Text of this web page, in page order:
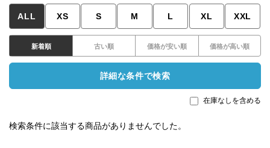
ALL XS S M L XL XXL
新着順 古い順 価格が安い順 価格が高い順
詳細な条件で検索
在庫なしを含める
検索条件に該当する商品がありませんでした。